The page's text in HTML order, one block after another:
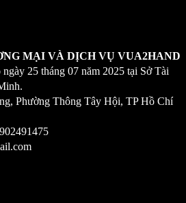
MẠI VÀ DỊCH VỤ VUA2HAND
ngày 25 tháng 07 năm 2025 tại Sở Tài
Phường Thông Tây Hội, TP Hồ Chí